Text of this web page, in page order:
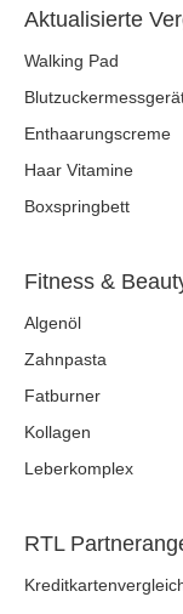
Aktualisierte
Walking Pad
Enthaarungscreme
Haar Vitamine
Boxspringbett
Fitness &
Algenöl
Zahnpasta
Fatburner
Kollagen
Leberkomplex
RTL